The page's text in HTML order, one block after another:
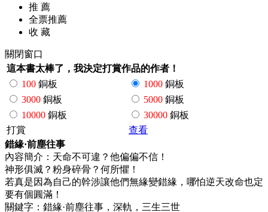
推 薦
全票推薦
收 藏
關閉窗口
這本書太棒了，我決定打賞作品的作者！
100 銅板 1000 銅板
3000 銅板 5000 銅板
10000 銅板 30000 銅板
打賞
查看
錯緣·前塵往事
內容簡介：天命不可違？他偏偏不信！
神形俱滅？粉身碎骨？何所懼！
若真是因為自己的幹涉讓他們無緣變錯緣，哪怕逆天改命也定
要有個圓滿！
關鍵字：錯緣·前塵往事，深軌，三生三世